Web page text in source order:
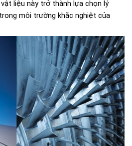
liệu này trở thành lựa chọn lý
môi trường khắc nghiệt của